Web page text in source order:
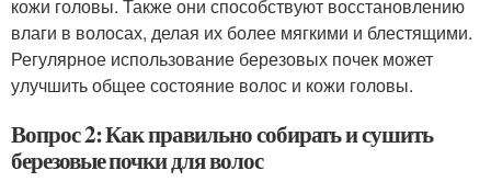
кожи головы. Также они способствуют восстановлению
влаги в волосах, делая их более мягкими и блестящими.
Регулярное использование березовых почек может
улучшить общее состояние волос и кожи головы.
Вопрос 2: Как правильно собирать и сушить
березовые почки для волос